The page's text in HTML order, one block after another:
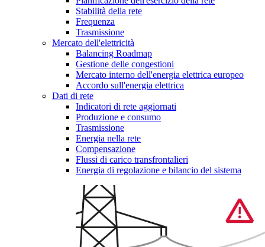
Stabilità della rete
Frequenza
Trasmissione
Mercato dell'elettricità
Balancing Roadmap
Gestione delle congestioni
Mercato interno dell'energia elettrica europeo
Accordo sull'energia elettrica
Dati di rete
Indicatori di rete aggiornati
Produzione e consumo
Trasmissione
Energia nella rete
Compensazione
Flussi di carico transfrontalieri
Energia di regolazione e bilancio del sistema